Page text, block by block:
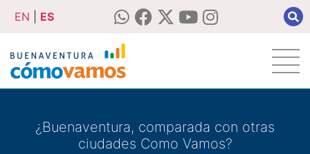
EN ES
¿Buenaventura, comparada con otras
ciudades Como Vamos?